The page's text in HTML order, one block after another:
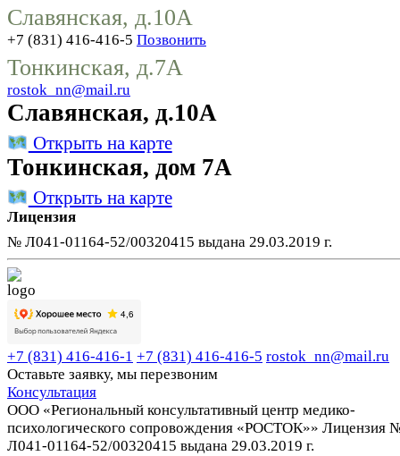
Славянская, д.10А
+7 (831) 416-416-5 Позвонить
Тонкинская, д.7А
rostok_nn@mail.ru
Славянская, д.10А
Открыть на карте
Тонкинская, дом 7А
Открыть на карте
Лицензия
№ Л041-01164-52/00320415 выдана 29.03.2019 г.
+7 (831) 416-416-1 +7 (831) 416-416-5 rostok_nn@mail.ru
Оставьте заявку, мы перезвоним
Консультация
ООО «Региональный консультативный центр медико-
психологического сопровождения «РОСТОК»» Лицензия
Л041-01164-52/00320415 выдана 29.03.2019 г.